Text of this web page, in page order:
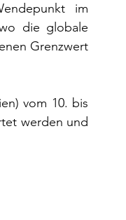
im
die globale
Grenzwert
vom 10. bis
werden und